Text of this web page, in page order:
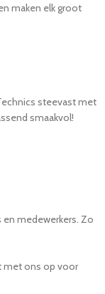
maken elk groot
steevast met
smaakvol!
medewerkers. Zo
met ons op voor